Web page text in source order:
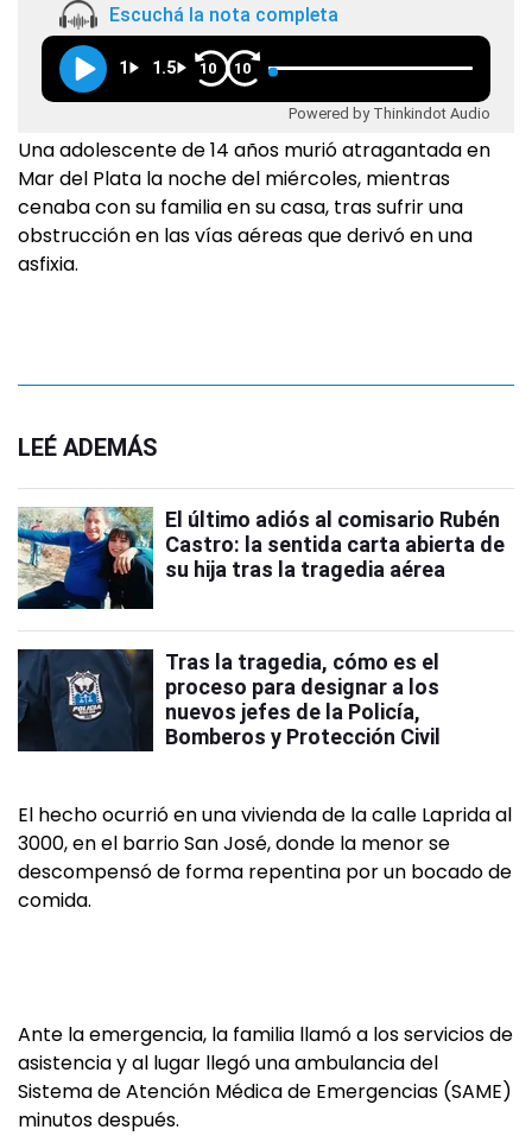
Escuchá la nota completa
1 1.5 10 10
Powered by Thinkindot Audio
Una adolescente de 14 años murió atragantada en
Mar del Plata la noche del miércoles, mientras
cenaba con su familia en su casa, tras sufrir una
obstrucción en las vías aéreas que derivó en una
asfixia.
LEÉ ADEMÁS
El último adiós al comisario Rubén
Castro: la sentida carta abierta de
su hija tras la tragedia aérea
Tras la tragedia, cómo es el
proceso para designar a los
nuevos jefes de la Policía,
Bomberos y Protección Civil
El hecho ocurrió en una vivienda de la calle Laprida al
3000, en el barrio San José, donde la menor se
descompensó de forma repentina por un bocado de
comida.
Ante la emergencia, la familia llamó a los servicios de
asistencia y al lugar llegó una ambulancia del
Sistema de Atención Médica de Emergencias (SAME)
minutos después.